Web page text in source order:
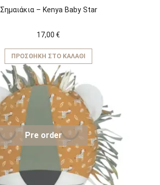
Σημαιάκια – Kenya Baby Star
17,00 €
ΠΡΟΣΘΉΚΗ ΣΤΟ ΚΑΛΆΘΙ
Pre order